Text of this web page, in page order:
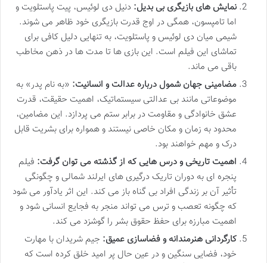
نمایش های بازیگری بی بدیل: دنیل دی لوئیس، پیت پاستلویت و
اما تامپسون، همگی در اوج قدرت بازیگری خود ظاهر می شوند.
شیمی میان دی لوئیس و پاستلویت، به تنهایی دلیل کافی برای
تماشای این فیلم است. این بازی ها تا مدت ها در ذهن مخاطب
باقی می ماند.
مضامینی جهان شمول درباره عدالت و انسانیت: «به نام پدر» به
موضوعاتی مانند بی عدالتی سیستماتیک، اهمیت حقیقت، قدرت
عشق خانوادگی و مقاومت در برابر ستم می پردازد. این مضامین،
محدود به زمان و مکان خاصی نیستند و همواره برای بشریت قابل
درک و مهم خواهند بود.
اهمیت تاریخی و درس هایی که از گذشته می توان گرفت: فیلم
پنجره ای به دوران تاریک درگیری های ایرلند شمالی و چگونگی
تأثیر آن بر زندگی افراد بی گناه باز می کند. این اثر یادآور می شود
که چگونه تعصب و ترس می تواند منجر به فجایع انسانی شود و
اهمیت مبارزه برای حفظ حقوق بشر را گوشزد می کند.
کارگردانی هنرمندانه و فضاسازی عمیق: جیم شریدان با مهارت
خود، فضایی سنگین و در عین حال پر امید خلق کرده است که